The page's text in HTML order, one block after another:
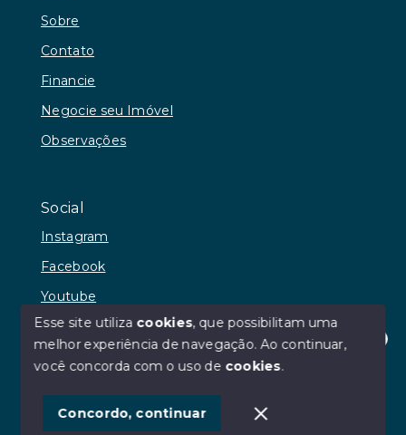
Sobre
Contato
Financie
Negocie seu Imóvel
Observações
Social
Instagram
Facebook
Youtube
© Copyright 2026 - RR Andrade Imóveis - Todos os
SITE PARA IMOBILIARIA
Olá! Estamos disponíveis para te ajudar.
Esse site utiliza cookies, que possibilitam uma
melhor experiência de navegação.Ao continuar,
você concorda com o uso de cookies.
Concordo, continuar